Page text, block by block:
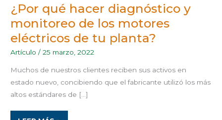
¿Por qué hacer diagnóstico y
monitoreo de los motores
eléctricos de tu planta?
Artículo /25 marzo, 2022
Muchos de nuestros clientes reciben sus activos en
estado nuevo, concibiendo que el fabricante utilizó los más
altos estándares de […]